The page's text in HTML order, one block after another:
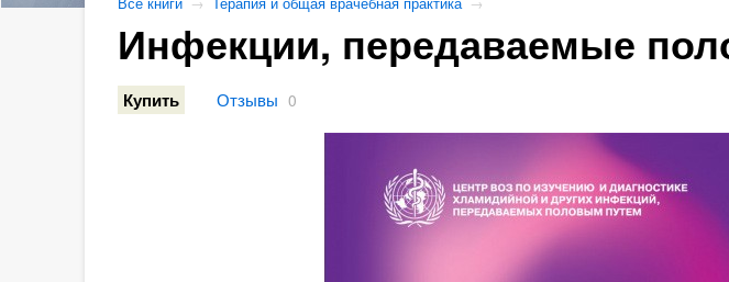
Инфекции, передаваемые
Купить Отзывы 0